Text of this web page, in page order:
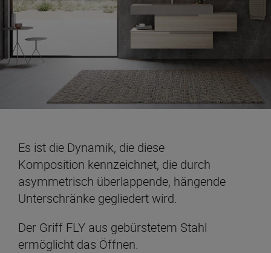
Es ist die Dynamik, die diese
Komposition kennzeichnet, die durch
asymmetrisch überlappende, hängende
Unterschränke gegliedert wird.
Der Griff FLY aus gebürstetem Stahl
ermöglicht das Öffnen.